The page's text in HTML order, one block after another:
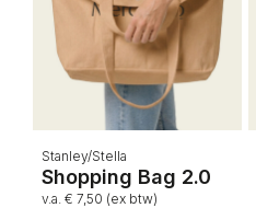
Stanley/Stella
Shopping Bag 2.0
v.a. € 7,50 (ex btw)